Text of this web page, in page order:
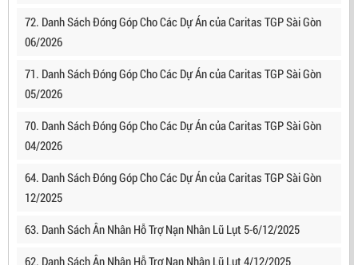
72. Danh Sách Đóng Góp Cho Các Dự Án của Caritas TGP Sài Gòn
06/2026
71. Danh Sách Đóng Góp Cho Các Dự Án của Caritas TGP Sài Gòn
05/2026
70. Danh Sách Đóng Góp Cho Các Dự Án của Caritas TGP Sài Gòn
04/2026
64. Danh Sách Đóng Góp Cho Các Dự Án của Caritas TGP Sài Gòn
12/2025
63. Danh Sách Ân Nhân Hỗ Trợ Nạn Nhân Lũ Lụt 5-6/12/2025
62. Danh Sách Ân Nhân Hỗ Trợ Nạn Nhân Lũ Lụt 4/12/2025